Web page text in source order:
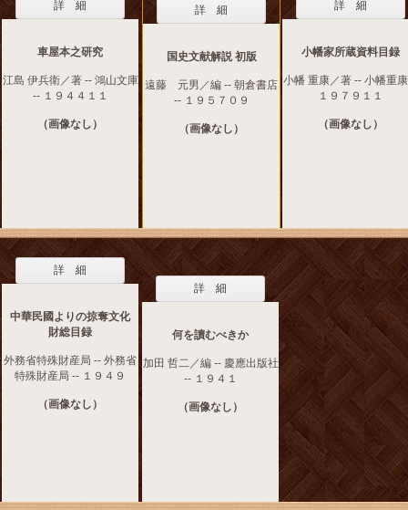
詳 細
車屋本之研究
江島 伊兵衛／著 -- 鴻山文庫
-- １９４４１１
（画像なし）
詳 細
国史文献解説 初版
遠藤 元男／編 -- 朝倉書店
-- １９５７０９
（画像なし）
詳 細
小幡家所蔵資料目録
小幡 重康／著 -- 小幡重
１９７９１１
（画像なし）
詳 細
中華民國よりの掠奪文化
財総目録
外務省特殊財産局 -- 外務省
特殊財産局 -- １９４９
（画像なし）
詳 細
何を讀むべきか
加田 哲二／編 -- 慶應出版社
-- １９４１
（画像なし）